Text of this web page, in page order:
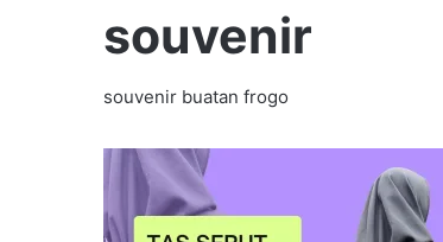
souvenir
souvenir buatan frogo